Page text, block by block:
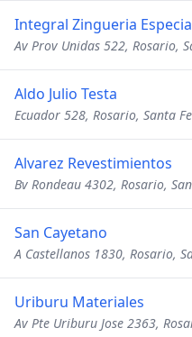
Integral Zingueria
Av Prov Unidas 522, Rosario,
Aldo Julio Testa
Ecuador 528, Rosario, Santa Fe
Alvarez Revestimientos
Bv Rondeau 4302, Rosario,
San Cayetano
A Castellanos 1830, Rosario,
Uriburu Materiales
Av Pte Uriburu Jose 2363,